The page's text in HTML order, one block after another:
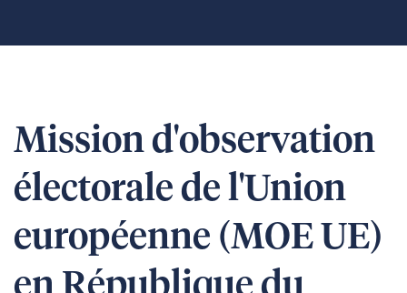
Mission d'observation
électorale de l'Union
européenne (MOE UE)